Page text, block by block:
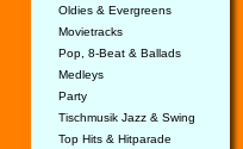
Oldies & Evergreens
Movietracks
Pop, 8-Beat & Ballads
Medleys
Party
Tischmusik Jazz & Swing
Top Hits & Hitparade